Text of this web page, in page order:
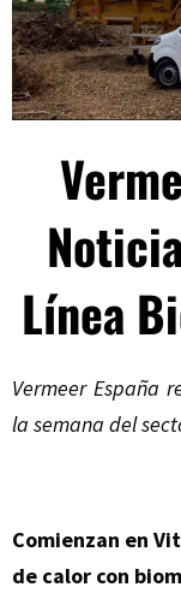
Línea
Vermeer España
la semana del
Comienzan en
de calor con